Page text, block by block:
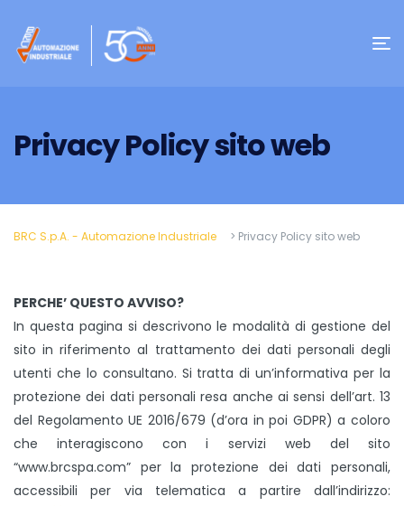
Privacy Policy sito web
BRC S.p.A. - Automazione Industriale > Privacy Policy sito web
PERCHE’ QUESTO AVVISO?
In questa pagina si descrivono le modalità di gestione del
sito in riferimento al trattamento dei dati personali degli
utenti che lo consultano. Si tratta di un’informativa per la
protezione dei dati personali resa anche ai sensi dell’art. 13
del Regolamento UE 2016/679 (d’ora in poi GDPR) a coloro
che interagiscono con i servizi web del sito
“www.brcspa.com” per la protezione dei dati personali,
accessibili per via telematica a partire dall’indirizzo: